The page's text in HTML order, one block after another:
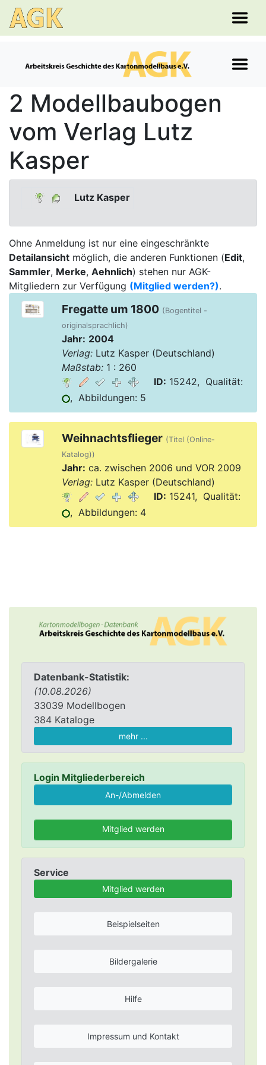
Datenbank-Statistik:
(10.08.2026)
33039 Modellbogen
384 Kataloge
mehr ...
Login Mitgliederbereich
Mitglied werden
Service
Mitglied werden
Beispielseiten
Bildergalerie
Hilfe
Impressum und Kontakt
2 Modellbaubogen
vom Verlag Lutz
Kasper
Lutz Kasper
Ohne Anmeldung ist nur eine eingeschränkte
Detailansicht möglich, die anderen Funktionen (Edit,
Sammler, Merke, Aehnlich) stehen nur AGK-
Mitgliedern zur Verfügung (Mitglied werden?).
Fregatte um 1800 (Bogentitel -
originalsprachlich)
Jahr: 2004
Verlag:Lutz Kasper (Deutschland)
Maßstab:1 : 260
ID: 15242, Qualität:
, Abbildungen: 5
Weihnachtsflieger (Titel (Online-
Katalog))
Jahr: ca. zwischen 2006 und VOR 2009
Verlag:Lutz Kasper (Deutschland)
ID: 15241, Qualität:
, Abbildungen: 4